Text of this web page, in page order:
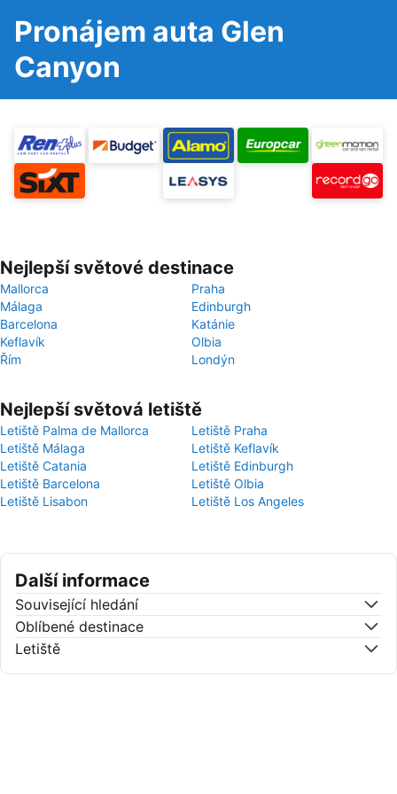
Pronájem auta Glen
Canyon
Nejlepší světové destinace
Mallorca
Praha
Málaga
Edinburgh
Barcelona
Katánie
Keflavík
Olbia
Řím
Londýn
Nejlepší světová letiště
Letiště Palma de Mallorca
Letiště Praha
Letiště Málaga
Letiště Keflavík
Letiště Catania
Letiště Edinburgh
Letiště Barcelona
Letiště Olbia
Letiště Lisabon
Letiště Los Angeles
Další informace
Související hledání
Oblíbené destinace
Letiště